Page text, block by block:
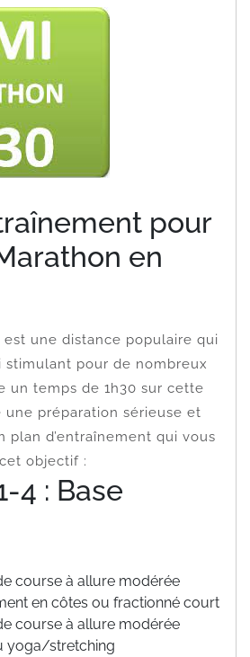
pour
en
une distance populaire qui
stimulant pour de nombreux
un temps de 1h30 sur cette
une préparation sérieuse et
plan d’entraînement qui vous
objectif :
4 : Base
course à allure modérée
en côtes ou fractionné court
course à allure modérée
yoga/stretching